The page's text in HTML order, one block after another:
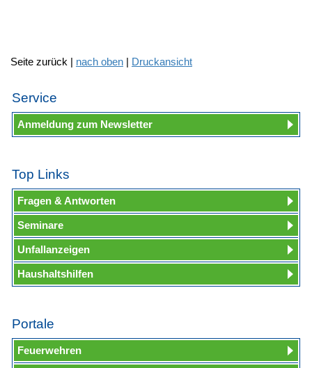
Seite zurück | nach oben | Druckansicht
Service
Anmeldung zum Newsletter
Top Links
Fragen & Antworten
Seminare
Unfallanzeigen
Haushaltshilfen
Portale
Feuerwehren